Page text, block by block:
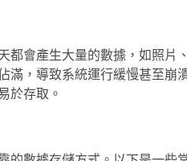
都會產生大量的數據，如照片
滿，導致系統運行緩慢甚至崩
於存取。